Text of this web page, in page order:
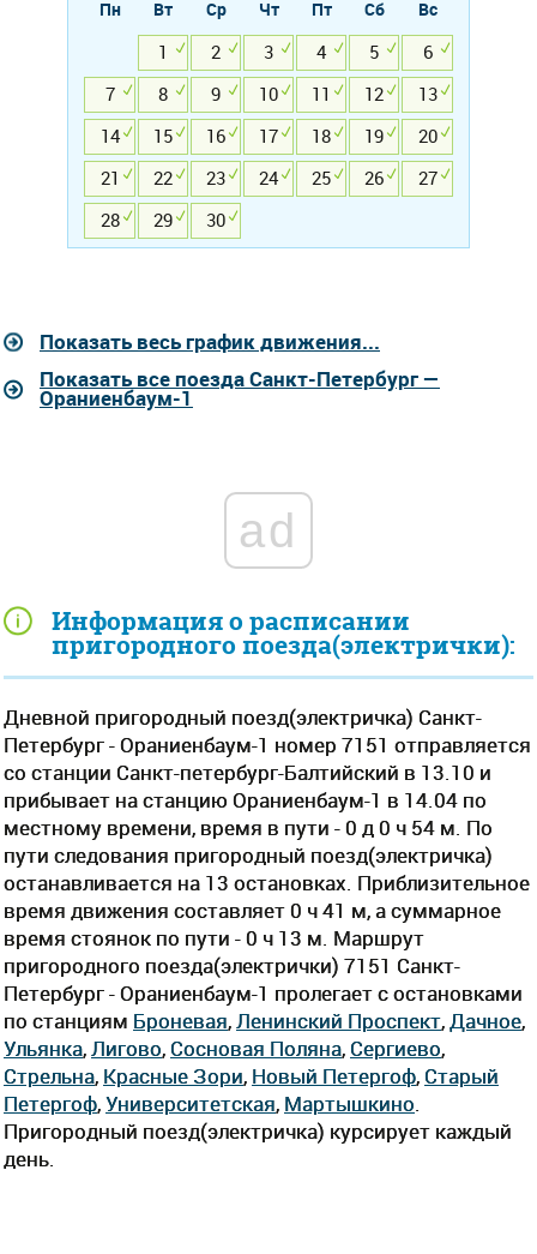
Информация о расписании
пригородного поезда(электрички):
Дневной пригородный поезд(электричка) Санкт-
Петербург - Ораниенбаум-1 номер 7151 отправляется
со станции Санкт-петербург-Балтийский в 13.10 и
прибывает на станцию Ораниенбаум-1 в 14.04 по
местному времени, время в пути - 0 д 0 ч 54 м. По
пути следования пригородный поезд(электричка)
останавливается на 13 остановках. Приблизительное
время движения составляет 0 ч 41 м, а суммарное
время стоянок по пути - 0 ч 13 м. Маршрут
пригородного поезда(электрички) 7151 Санкт-
Петербург - Ораниенбаум-1 пролегает c остановками
по станциям Броневая, Ленинский Проспект, Дачное,
Ульянка, Лигово, Сосновая Поляна, Сергиево,
Стрельна, Красные Зори, Новый Петергоф, Старый
Петергоф,Университетская, Мартышкино
Пригородный поезд(электричка) курсирует каждый
день.
Пн Вт Ср Чт Пт Сб
Вс
1
2 3 4 5
6
7
8 9 10 11 12
13
14
15 16 17 18 19
20
21
22 23 24 25 26
27
28
29 30
Показать весь график движения...
Показать все поезда Санкт-Петербург —
Ораниенбаум-1
ad